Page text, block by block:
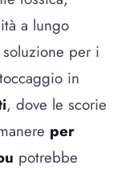
a lungo
per i
in
, dove le scorie
per
potrebbe